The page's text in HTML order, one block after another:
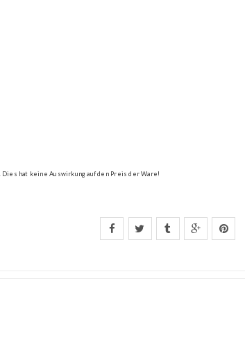
hat keine Auswirkung auf den Preis der Ware!